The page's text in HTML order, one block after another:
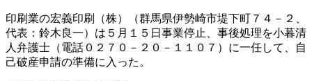
印刷業の宏義印刷（株）（群馬県伊勢崎市堤下町７４－２、
代表：鈴木良一）は５月１５日事業停止、事後処理を小暮清
人弁護士（電話０２７０－２０－１１０７）に一任して、自
己破産申請の準備に入った。